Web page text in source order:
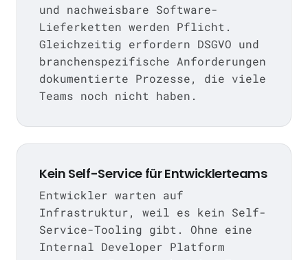
und nachweisbare Software-
Lieferketten werden Pflicht.
Gleichzeitig erfordern DSGVO und
branchenspezifische Anforderungen
dokumentierte Prozesse, die viele
Teams noch nicht haben.
Kein Self-Service für Entwicklerteams
Entwickler warten auf
Infrastruktur, weil es kein Self-
Service-Tooling gibt. Ohne eine
Internal Developer Platform